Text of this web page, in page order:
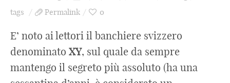
tags
Permalink 0
E’ noto ai lettori il banchiere svizzero
denominato XY, sul quale da sempre
mantengo il segreto più assoluto (ha una